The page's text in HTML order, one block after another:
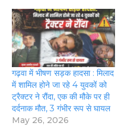
गढ़वा में भीषण सड़क हादसा : मिलाद
में शामिल होने जा रहे 4 युवकों को
ट्रैक्टर ने रौंदा, एक की मौके पर ही
दर्दनाक मौत, 3 गंभीर रूप से घायल
May 26, 2026